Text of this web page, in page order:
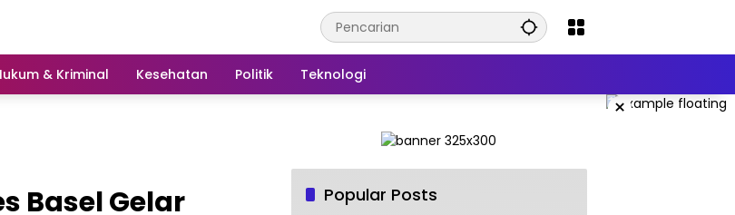
& Kriminal Kesehatan Politik Teknologi
×
Basel Gelar
Popular Posts